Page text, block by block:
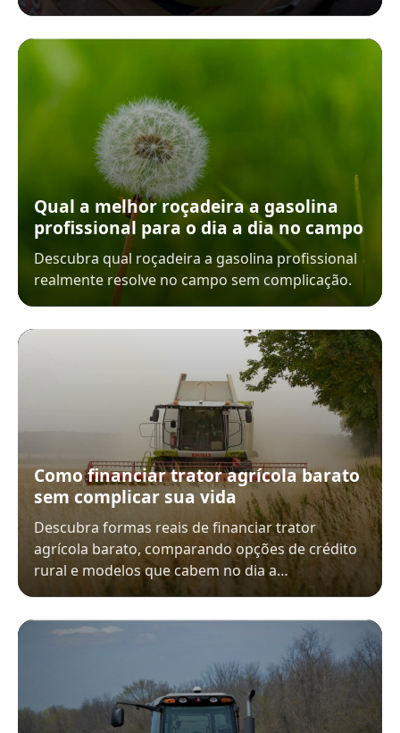
Qual a melhor roçadeira a gasolina
profissional para o dia a dia no campo
Descubra qual roçadeira a gasolina profissional
realmente resolve no campo sem complicação.
Como financiar trator agrícola barato
sem complicar sua vida
Descubra formas reais de financiar trator
agrícola barato, comparando opções de crédito
rural e modelos que cabem no dia a…